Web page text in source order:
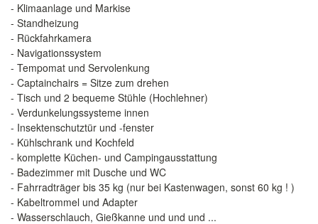
- Klimaanlage und Markise
- Standheizung
- Rückfahrkamera
- Navigationssystem
- Tempomat und Servolenkung
- Captainchairs = Sitze zum drehen
- Tisch und 2 bequeme Stühle (Hochlehner)
- Verdunkelungssysteme innen
- Insektenschutztür und -fenster
- Kühlschrank und Kochfeld
- komplette Küchen- und Campingausstattung
- Badezimmer mit Dusche und WC
- Fahrradträger bis 35 kg (nur bei Kastenwagen, sonst 60 kg ! )
- Kabeltrommel und Adapter
- Wasserschlauch, Gießkanne und und und ...